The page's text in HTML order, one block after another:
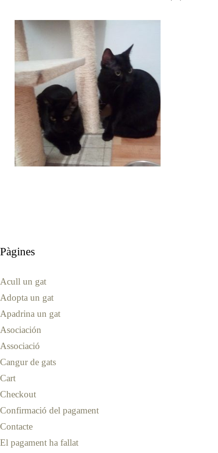
Pàgines
Acull un gat
Adopta un gat
Apadrina un gat
Asociación
Associació
Cangur de gats
Cart
Checkout
Confirmació del pagament
Contacte
El pagament ha fallat